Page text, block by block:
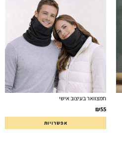
חמצוואר בעיצוב אישי
₪55
אפשרויות